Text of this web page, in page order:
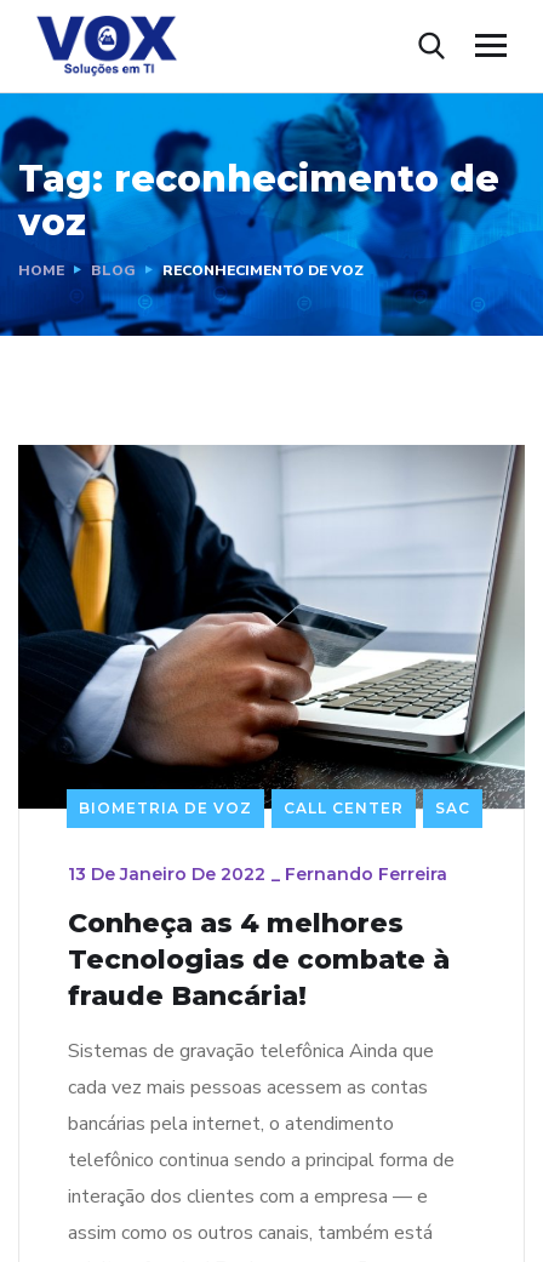
Tag: reconhecimento de
voz
HOME BLOG RECONHECIMENTO DE VOZ
BIOMETRIA DE VOZ CALL CENTER SAC
13 De Janeiro De 2022 _ Fernando Ferreira
Conheça as 4 melhores
Tecnologias de combate à
fraude Bancária!
Sistemas de gravação telefônica Ainda que
cada vez mais pessoas acessem as contas
bancárias pela internet, o atendimento
telefônico continua sendo a principal forma de
interação dos clientes com a empresa — e
assim como os outros canais, também está